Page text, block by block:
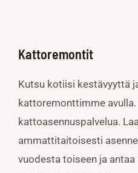
Kattoremontit
Kutsu kotiisi kestävyyttä
kattoremonttimme
kattoasennuspalvelua.
ammattitaitoisesti
vuodesta toiseen ja